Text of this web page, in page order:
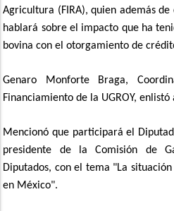
Agricultura (FIRA), quien además
hablará sobre el impacto que ha
bovina con el otorgamiento de
Genaro Monforte Braga,
Financiamiento de la UGROY,
Mencionó que participará el
presidente de la Comisión de
Diputados, con el tema "La
en México".